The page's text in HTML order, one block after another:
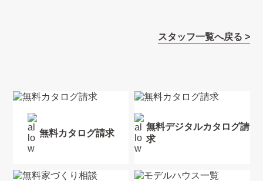
無料カタログ請求
無料デジタルカタログ請
求
スタッフ一覧へ戻る >